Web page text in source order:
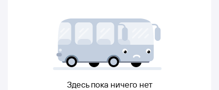
Здесь пока ничего нет